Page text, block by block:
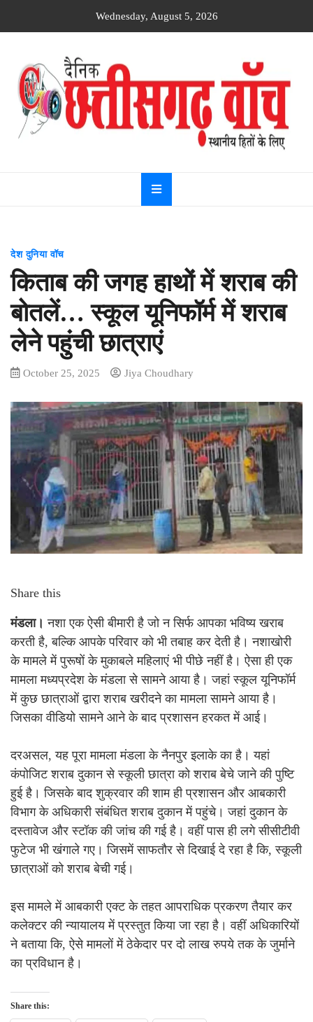
Wednesday, August 5, 2026
Dainik
Chhattisgarh
watch
देश दुनिया वॉच
किताब की जगह हाथों में शराब की
बोतलें… स्कूल यूनिफॉर्म में शराब
लेने पहुंची छात्राएं
October 25, 2025 Jiya Choudhary
Share this
मंडला।नशा एक ऐसी बीमारी है जो न सिर्फ आपका भविष्य खराब
करती है, बल्कि आपके परिवार को भी तबाह कर देती है। नशाखोरी
के मामले में पुरूषों के मुकाबले महिलाएं भी पीछे नहीं है। ऐसा ही एक
मामला मध्यप्रदेश के मंडला से सामने आया है। जहां स्कूल यूनिफॉर्म
में कुछ छात्राओं द्वारा शराब खरीदने का मामला सामने आया है।
जिसका वीडियो सामने आने के बाद प्रशासन हरकत में आई।
दरअसल, यह पूरा मामला मंडला के नैनपुर इलाके का है। यहां
कंपोजिट शराब दुकान से स्कूली छात्रा को शराब बेचे जाने की पुष्टि
हुई है। जिसके बाद शुक्रवार की शाम ही प्रशासन और आबकारी
विभाग के अधिकारी संबंधित शराब दुकान में पहुंचे। जहां दुकान के
दस्तावेज और स्टॉक की जांच की गई है। वहीं पास ही लगे सीसीटीवी
फुटेज भी खंगाले गए। जिसमें साफतौर से दिखाई दे रहा है कि, स्कूली
छात्राओं को शराब बेची गई।
इस मामले में आबकारी एक्ट के तहत आपराधिक प्रकरण तैयार कर
कलेक्टर की न्यायालय में प्रस्तुत किया जा रहा है। वहीं अधिकारियों
ने बताया कि, ऐसे मामलों में ठेकेदार पर दो लाख रुपये तक के जुर्माने
का प्रविधान है।
Share this: